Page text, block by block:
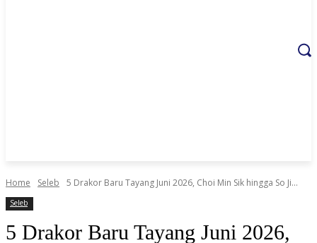
Home Seleb 5 Drakor Baru Tayang Juni 2026, Choi Min Sik hingga So Ji...
Seleb
5 Drakor Baru Tayang Juni 2026,